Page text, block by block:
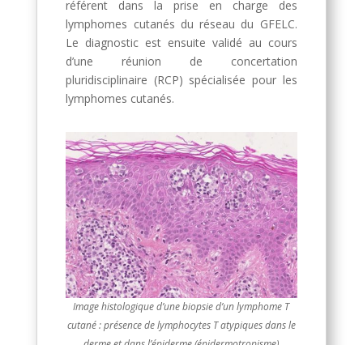
référent dans la prise en charge des
lymphomes cutanés du réseau du GFELC.
Le diagnostic est ensuite validé au cours
d’une réunion de concertation
pluridisciplinaire (RCP) spécialisée pour les
lymphomes cutanés.
Image histologique d’une biopsie d’un lymphome T
cutané : présence de lymphocytes T atypiques dans le